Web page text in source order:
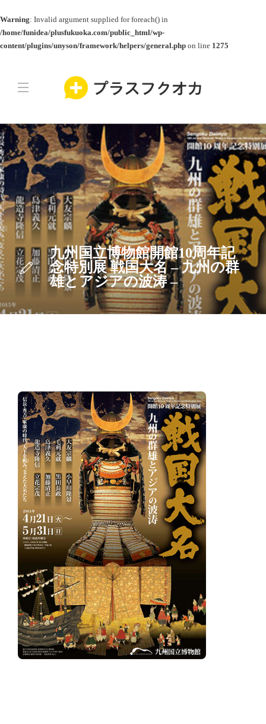
Warning: Invalid argument supplied for foreach() in
/home/funidea/plusfukuoka.com/public_html/wp-
content/plugins/unyson/framework/helpers/general.php on line 1275
九州国立博物館開館10周年記
念特別展 戦国大名 – 九州の群
雄とアジアの波涛 –